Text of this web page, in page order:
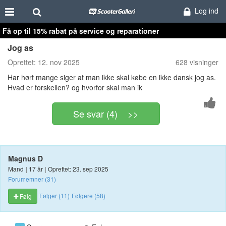
Log ind
Få op til 15% rabat på service og reparationer
Jog as
Oprettet: 12. nov 2025
628 visninger
Har hørt mange siger at man ikke skal købe en ikke dansk jog as.
Hvad er forskellen? og hvorfor skal man ik
Se svar (4) >>
Magnus D
Mand | 17 år | Oprettet: 23. sep 2025
Forumemner (31)
Følg
Følger (11) Følgere (58)